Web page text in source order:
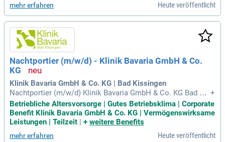
mehr erfahren Heute veröffentlicht
Nachtportier (m/w/d) - Klinik Bavaria GmbH & Co.
KG
Klinik Bavaria GmbH & Co. KG | Bad Kissingen
Nachtportier (m/w/d) Klinik Bavaria GmbH & Co. KG Bad Kis
singen Berufserfahrung (Junior Level) Berufserfahrung Vollz
eit Das sind wir Seit unserer Gründung im Jahr 1988 leben w
ir in unserer Klinik die stetige Entwicklung.
+
Betriebliche Altersvorsorge | Gutes Betriebsklima | Corporate
Benefit Klinik Bavaria GmbH & Co. KG | Vermögenswirksame
Leistungen | Teilzeit
+ weitere Benefits
mehr erfahren Heute veröffentlicht